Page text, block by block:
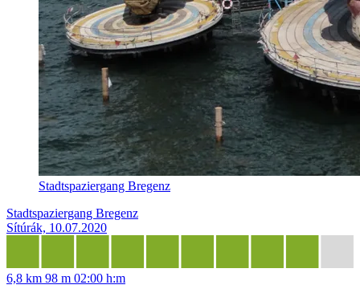
Stadtspaziergang Bregenz
Stadtspaziergang Bregenz
Sítúrák, 10.07.2020
6,8 km 98 m 02:00 h:m